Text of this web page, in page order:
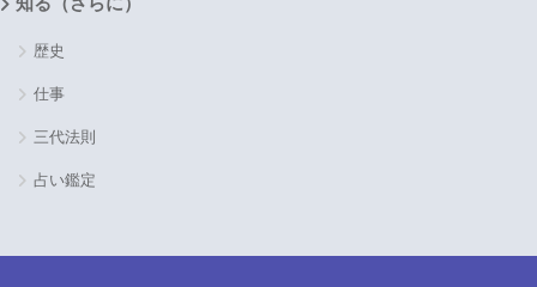
知る（さらに）
歴史
仕事
三代法則
占い鑑定